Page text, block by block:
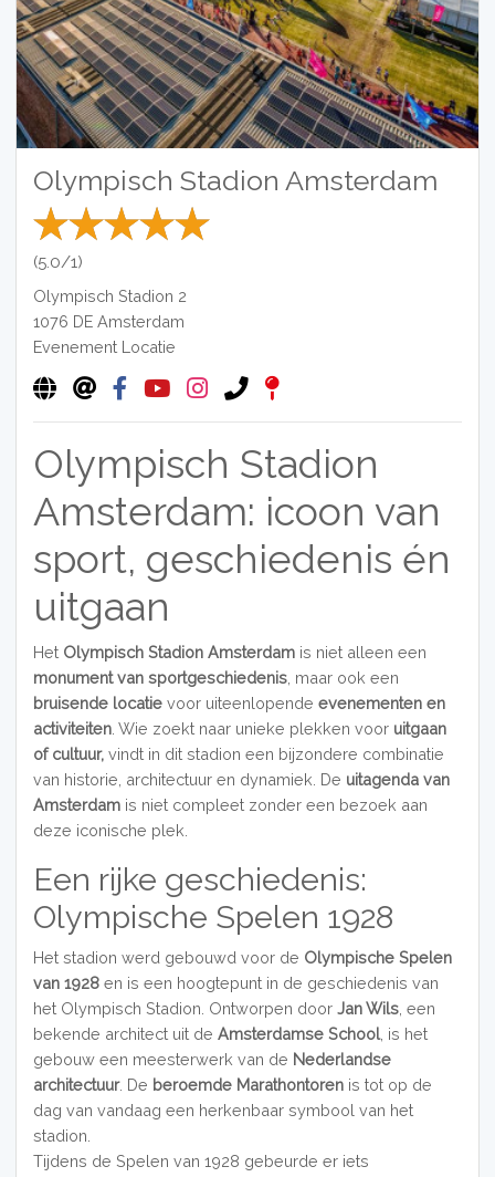
Olympisch Stadion Amsterdam
(5.0/1)
Olympisch Stadion 2
1076 DE Amsterdam
Evenement Locatie
Olympisch Stadion
Amsterdam: icoon van
sport, geschiedenis én
uitgaan
Het Olympisch Stadion Amsterdamis niet alleen een
monument van sportgeschiedenis, maar ook een
bruisende locatie voor uiteenlopende evenementen en
activiteiten. Wie zoekt naar unieke plekken voor uitgaan
of cultuur,vindt in dit stadion een bijzondere combinatie
van historie, architectuur en dynamiek. De uitagenda van
Amsterdamis niet compleet zonder een bezoek aan
deze iconische plek.
Een rijke geschiedenis:
Olympische Spelen 1928
Het stadion werd gebouwd voor de Olympische Spelen
van 1928 en is een hoogtepunt in de geschiedenis van
het Olympisch Stadion. Ontworpen door Jan Wils, een
bekende architect uit de Amsterdamse School, is het
gebouw een meesterwerk van de Nederlandse
architectuur. De beroemde Marathontorenis tot op de
dag van vandaag een herkenbaar symbool van het
stadion.
Tijdens de Spelen van 1928 gebeurde er iets